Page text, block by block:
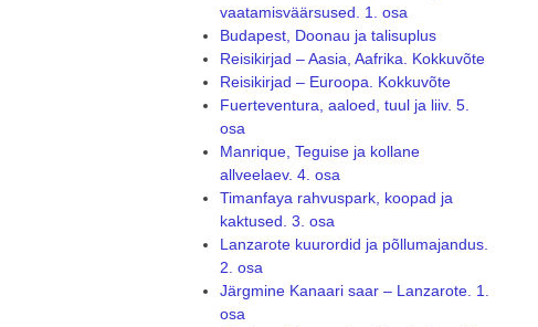
vaatamisväärsused. 1. osa
Budapest, Doonau ja talisuplus
Reisikirjad – Aasia, Aafrika. Kokkuvõte
Reisikirjad – Euroopa. Kokkuvõte
Fuerteventura, aaloed, tuul ja liiv. 5.
osa
Manrique, Teguise ja kollane
allveelaev. 4. osa
Timanfaya rahvuspark, koopad ja
kaktused. 3. osa
Lanzarote kuurordid ja põllumajandus.
2. osa
Järgmine Kanaari saar – Lanzarote. 1.
osa